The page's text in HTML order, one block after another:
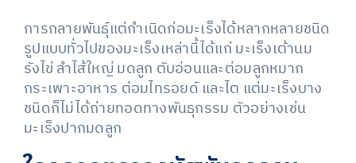
การกลายพันธุ์แต่กำเนิดก่อมะเร็งได้หลากหลายชนิด
รูปแบบทั่วไปของมะเร็งเหล่านี้ได้แก่ มะเร็งเต้านม
รังไข่ ลำไส้ใหญ่ มดลูก ตับอ่อนและต่อมลูกหมาก
กระเพาะอาหาร ต่อมไทรอยด์ และไต แต่มะเร็งบาง
ชนิดก็ไม่ได้ถ่ายทอดทางพันธุกรรม ตัวอย่างเช่น
มะเร็งปากมดลูก